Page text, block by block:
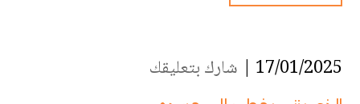
17/01/2025 | شارك بتعليقك